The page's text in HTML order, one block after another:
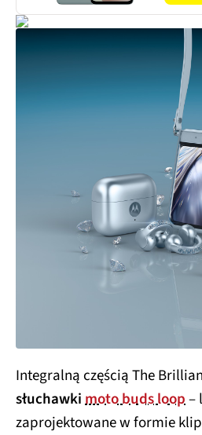
Integralną częścią The
słuchawkimoto buds loop–
zaprojektowane w formie